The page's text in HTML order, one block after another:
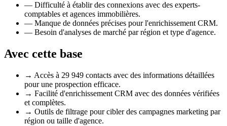
— Difficulté à établir des connexions avec des experts-
comptables et agences immobilières.
— Manque de données précises pour l'enrichissement CRM.
— Besoin d'analyses de marché par région et type d'agence.
Avec cette base
→ Accès à 29 949 contacts avec des informations détaillées
pour une prospection efficace.
→ Facilité d'enrichissement CRM avec des données vérifiées
et complètes.
→ Outils de filtrage pour cibler des campagnes marketing par
région ou taille d'agence.